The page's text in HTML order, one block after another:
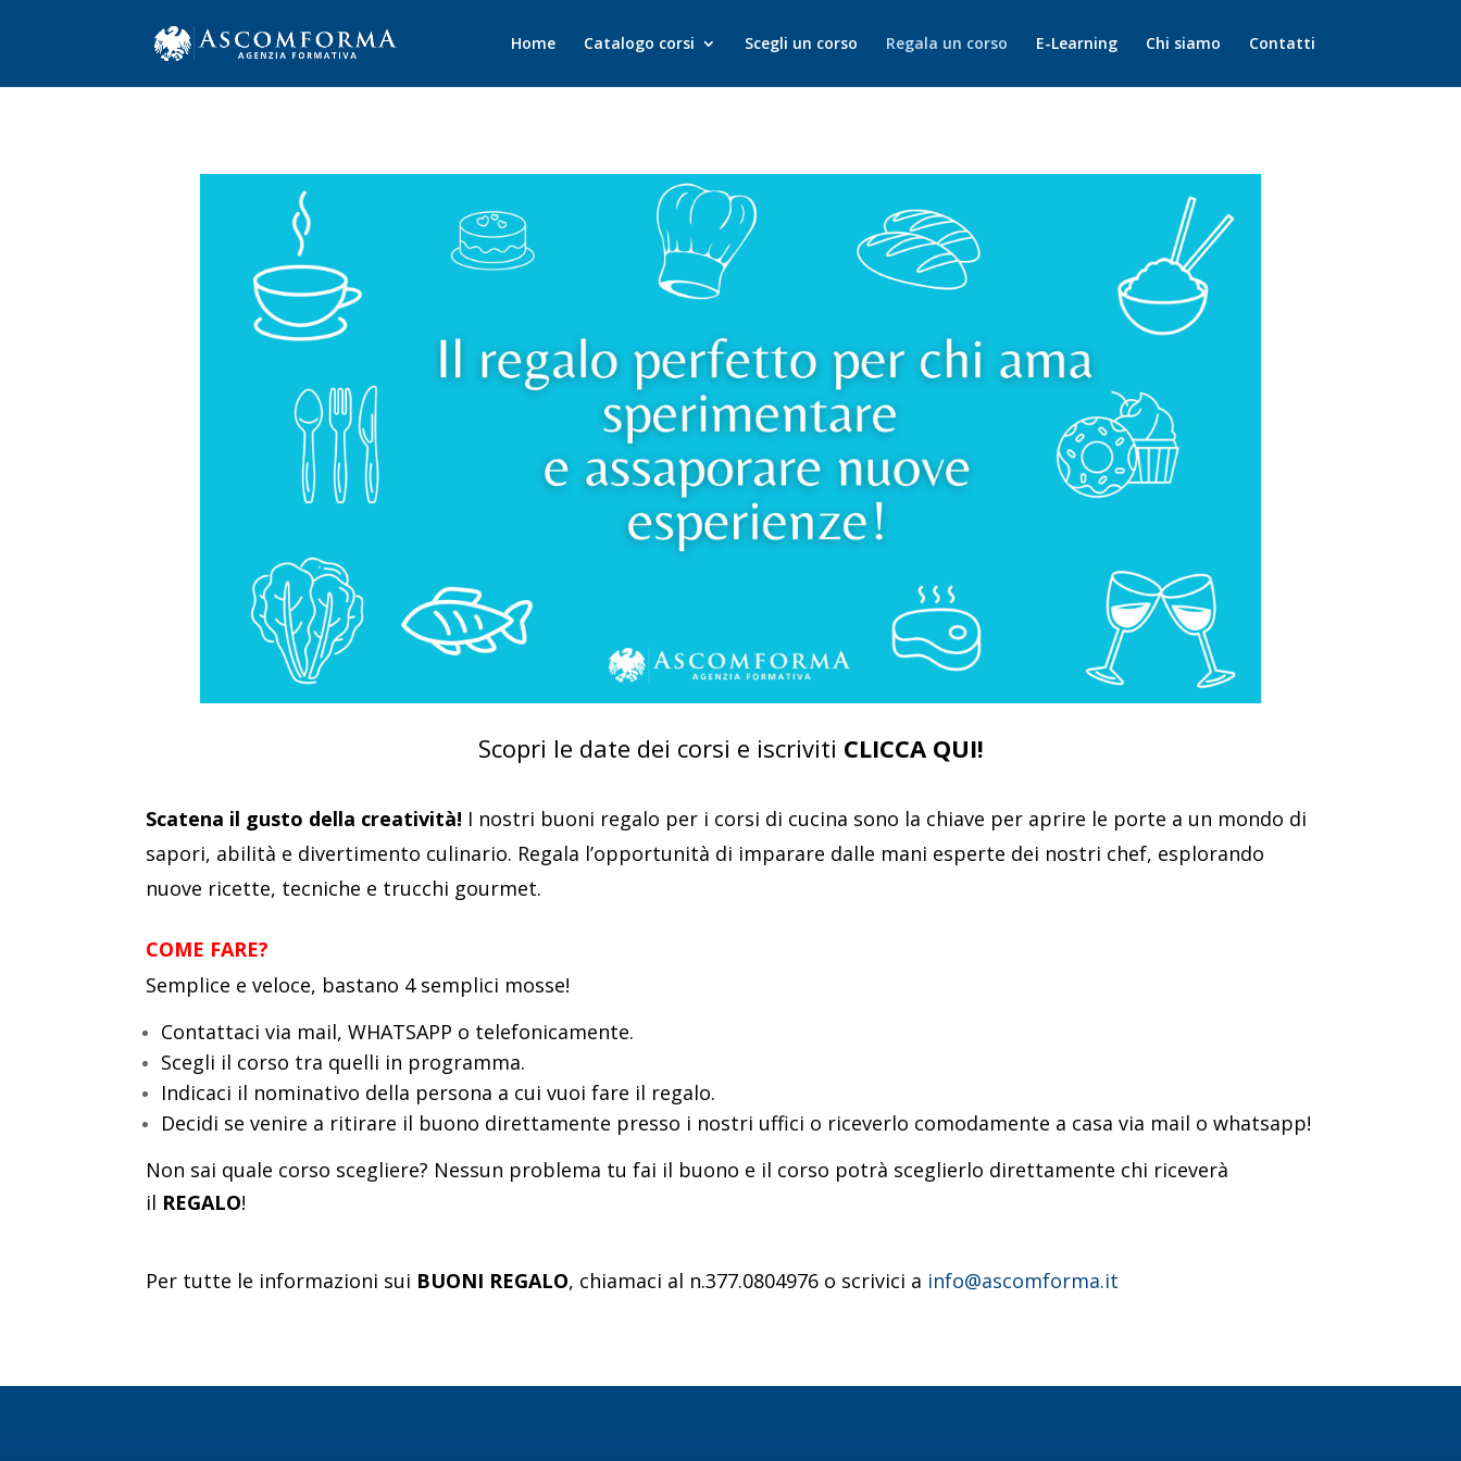
Home Catalogo corsi Scegli un corso Regala un corso E-Learning Chi siamo Contatti
Scopri le date dei corsi e iscriviti CLICCA QUI!
Scatena il gusto della creatività! I nostri buoni regalo per i corsi di cucina sono la chiave per aprire le porte a un mondo di
sapori, abilità e divertimento culinario. Regala l’opportunità di imparare dalle mani esperte dei nostri chef, esplorando
nuove ricette, tecniche e trucchi gourmet.
COME FARE?
Semplice e veloce, bastano 4 semplici mosse!
Contattaci via mail, WHATSAPP o telefonicamente.
Scegli il corso tra quelli in programma.
Indicaci il nominativo della persona a cui vuoi fare il regalo.
Decidi se venire a ritirare il buono direttamente presso i nostri uffici o riceverlo comodamente a casa via mail o whatsapp!
Non sai quale corso scegliere? Nessun problema tu fai il buono e il corso potrà sceglierlo direttamente chi riceverà
il REGALO!
Per tutte le informazioni sui BUONI REGALO, chiamaci al n.377.0804976 o scrivici a info@ascomforma.it